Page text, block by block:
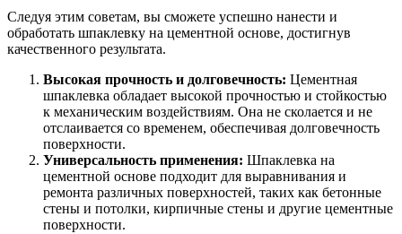
Следуя этим советам, вы сможете успешно нанести и
обработать шпаклевку на цементной основе, достигнув
качественного результата.
Высокая прочность и долговечность: Цементная
шпаклевка обладает высокой прочностью и стойкостью
к механическим воздействиям. Она не сколается и не
отслаивается со временем, обеспечивая долговечность
поверхности.
Универсальность применения: Шпаклевка на
цементной основе подходит для выравнивания и
ремонта различных поверхностей, таких как бетонные
стены и потолки, кирпичные стены и другие цементные
поверхности.